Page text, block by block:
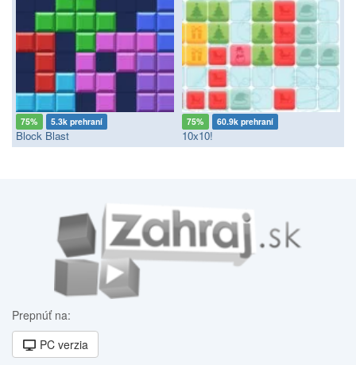
75% 5.3k prehraní
Block Blast
75% 60.9k prehraní
10x10!
Prepnúť na:
PC verzia